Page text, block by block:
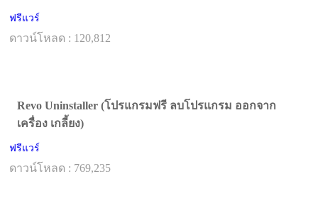
ฟรีแวร์
ดาวน์โหลด : 120,812
Revo Uninstaller (โปรแกรมฟรี ลบโปรแกรม ออกจาก
เครื่อง เกลี้ยง)
ฟรีแวร์
ดาวน์โหลด : 769,235